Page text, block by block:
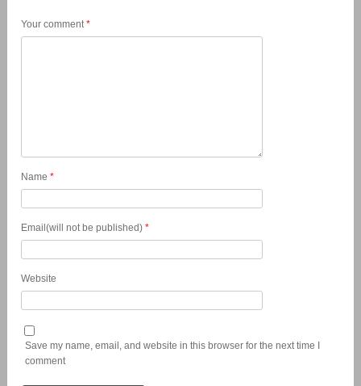
Your comment*
Name*
Email(will not be published)*
Website
Save my name, email, and website in this browser for the next time I
comment